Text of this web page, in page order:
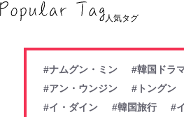
人気タグ
#ナムグン・ミン
#韓国ドラ
#アン・ウンジン
#トングン
#イ・ダイン
#韓国旅行
#